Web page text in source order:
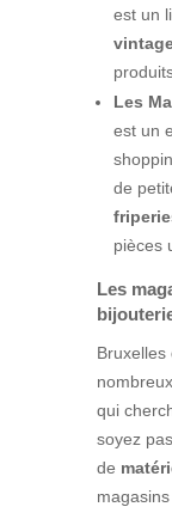
est un
Les
est un
de
pièces
Les
Bruxelles
qui
soyez
de